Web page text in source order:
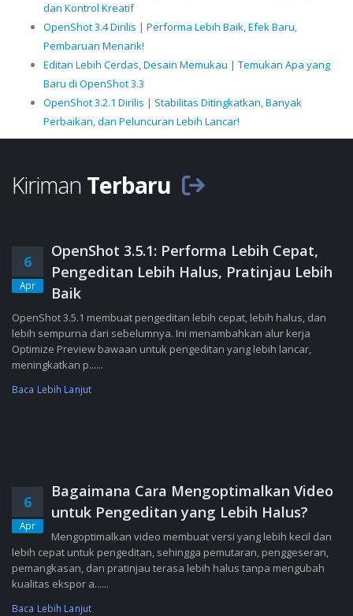
dan Kontrol Kreatif
OpenShot 3.4 Dirilis | Performa Lebih Baik, Efek Baru,
Pembaruan Menarik!
Editan Lebih Cerdas, Desain Memukau | Temukan Apa yang
Baru di OpenShot 3.3
OpenShot 3.2.1 Dirilis | Stabilitas Ditingkatkan, Banyak
Perbaikan, dan Peluncuran Lebih Lancar!
Kiriman Terbaru
6
Apr
OpenShot 3.5.1: Performa Lebih Cepat,
Pengeditan Lebih Halus, Pratinjau Lebih
Baik
OpenShot 3.5.1 membuat pengeditan lebih cepat, lebih halus, dan
lebih sempurna dari sebelumnya. Ini menambahkan alur kerja
Optimize Preview bawaan untuk pengeditan yang lebih lancar,
meningkatkan p......
Baca Lebih Lanjut
6
Apr
Bagaimana Cara Mengoptimalkan Video
untuk Pengeditan yang Lebih Halus?
Mengoptimalkan video membuat versi yang lebih kecil dan
lebih cepat untuk pengeditan, sehingga pemutaran, penggeseran,
pemangkasan, dan pratinjau terasa lebih halus tanpa mengubah
kualitas ekspor a......
Baca Lebih Lanjut